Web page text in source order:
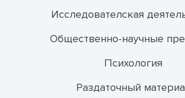
Исследователская
Общественно-научные
Психология
Раздаточный